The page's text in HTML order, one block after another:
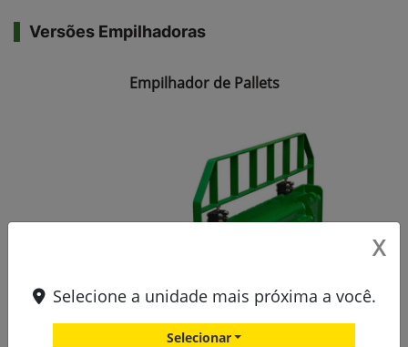
Versões Empilhadoras
Empilhador de Pallets
X
Selecione a unidade mais próxima a você.
Selecionar